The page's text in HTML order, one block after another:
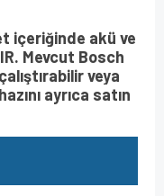
içeriğinde akü ve
Mevcut Bosch
veya
ayrıca satın